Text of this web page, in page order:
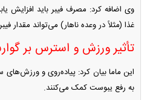
وی اضافه کرد: مصرف فیبر باید افزایش
غذا (مثلاً در وعده ناهار) می‌تواند مقدار
تأثیر ورزش و استرس بر
این ماما بیان کرد: پیاده‌روی و
به رفع یبوست کمک می‌کنند.